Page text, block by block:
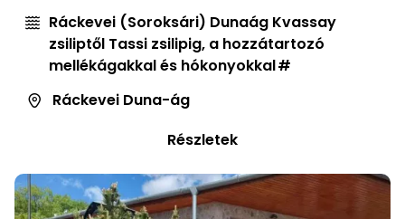
Ráckevei (Soroksári) Dunaág Kvassay
zsiliptől Tassi zsilipig, a hozzátartozó
mellékágakkal és hókonyokkal
Ráckevei Duna-ág
Részletek